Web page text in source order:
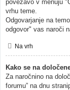
povezavo v menuju
vrhu teme.
Odgovarjanje na
odgovor" vas naroči
Na vrh
Kako se na
Za naročnino na
forumu” na dnu